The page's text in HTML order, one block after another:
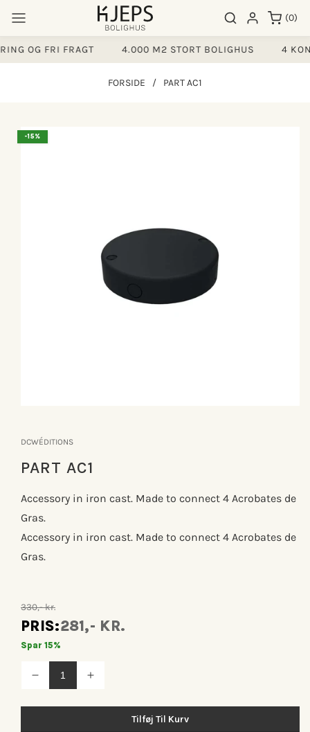
indhold
Søgeresultater
Log ind (0)
0
varer
OG FRI FRAGT 4.000 M2 STORT BOLIGHUS 4
FORSIDE / PART AC1
-15%
til
iDCWÉDITIONS
PART AC1
Accessory in iron cast. Made to connect 4 Acrobates de
Gras.
Accessory in iron cast. Made to connect 4 Acrobates de
Gras.
330,- kr.
PRIS:281,- KR.
Spar 15%
Reducer
antallet
Øg
Tilføj Til Kurv